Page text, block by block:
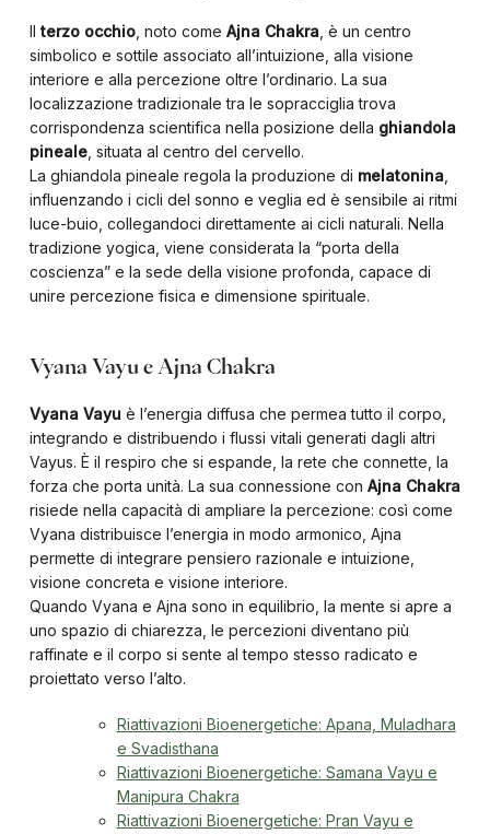
Ilterzo occhio, noto come Ajna Chakra , è un centro
simbolico e sottile associato all’intuizione, alla visione
interiore e alla percezione oltre l’ordinario. La sua
localizzazione tradizionale tra le sopracciglia trova
corrispondenza scientifica nella posizione della ghiandola
pineale, situata al centro del cervello.
La ghiandola pineale regola la produzione di melatonina
influenzando i cicli del sonno e veglia ed è sensibile ai ritmi
luce-buio, collegandoci direttamente ai cicli naturali. Nella
tradizione yogica, viene considerata la “porta della
coscienza” e la sede della visione profonda, capace di
unire percezione fisica e dimensione spirituale.
Vyana Vayu e Ajna Chakra
Vyana Vayu è l’energia diffusa che permea tutto il corpo,
integrando e distribuendo i flussi vitali generati dagli altri
Vayus. È il respiro che si espande, la rete che connette, la
forza che porta unità. La sua connessione con Ajna Chakra
risiede nella capacità di ampliare la percezione: così come
Vyana distribuisce l’energia in modo armonico, Ajna
permette di integrare pensiero razionale e intuizione,
visione concreta e visione interiore.
Quando Vyana e Ajna sono in equilibrio, la mente si apre a
uno spazio di chiarezza, le percezioni diventano più
raffinate e il corpo si sente al tempo stesso radicato e
proiettato verso l’alto.
Riattivazioni Bioenergetiche: Apana, Muladhara
e Svadisthana
Riattivazioni Bioenergetiche: Samana Vayu e
Manipura Chakra
Riattivazioni Bioenergetiche: Pran Vayu e